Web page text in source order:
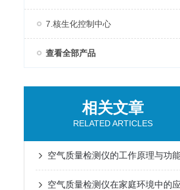
7.核生化控制中心
查看全部产品
相关文章
RELATED ARTICLES